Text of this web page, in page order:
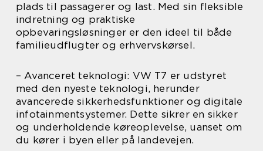
plads til passagerer og last. Med sin fleksible
indretning og praktiske
opbevaringsløsninger er den ideel til både
familieudflugter og erhvervskørsel.
– Avanceret teknologi: VW T7 er udstyret
med den nyeste teknologi, herunder
avancerede sikkerhedsfunktioner og digitale
infotainmentsystemer. Dette sikrer en sikker
og underholdende køreoplevelse, uanset om
du kører i byen eller på landevejen.